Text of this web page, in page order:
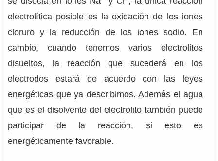
electrolítica posible es la oxidación de los iones
cloruro y la reducción de los iones sodio. En
cambio, cuando tenemos varios electrolitos
disueltos, la reacción que sucederá en los
electrodos estará de acuerdo con las leyes
energéticas que ya describimos. Además el agua
que es el disolvente del electrolito también puede
participar de la reacción, si esto es
energéticamente favorable.